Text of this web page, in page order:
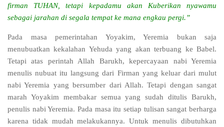
firman TUHAN, tetapi kepadamu akan Kuberikan nyawamu
sebagai jarahan di segala tempat ke mana engkau pergi.”
Pada masa pemerintahan Yoyakim, Yeremia bukan saja
menubuatkan kekalahan Yehuda yang akan terbuang ke Babel.
Tetapi atas perintah Allah Barukh, kepercayaan nabi Yeremia
menulis nubuat itu langsung dari Firman yang keluar dari mulut
nabi Yeremia yang bersumber dari Allah. Tetapi dengan sangat
marah Yoyakim membakar semua yang sudah ditulis Barukh,
penulis nabi Yeremia. Pada masa itu setiap tulisan sangat berharga
karena tidak mudah melakukannya. Untuk menulis dibutuhkan